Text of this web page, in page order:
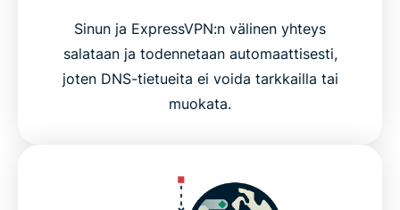
Sinun ja ExpressVPN:n välinen yhteys
salataan ja todennetaan automaattisesti,
joten DNS-tietueita ei voida tarkkailla tai
muokata.